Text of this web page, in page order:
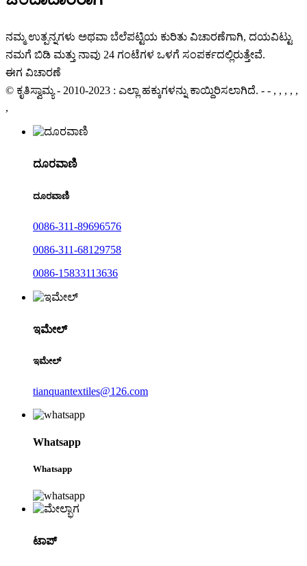
ನಮ್ಮ ಉತ್ಪನ್ನಗಳು ಅಥವಾ ಬೆಲೆಪಟ್ಟಿಯ ಕುರಿತು ವಿಚಾರಣೆಗಾಗಿ, ದಯವಿಟ್ಟು
ನಮಗೆ ಬಿಡಿ ಮತ್ತು ನಾವು 24 ಗಂಟೆಗಳ ಒಳಗೆ ಸಂಪರ್ಕದಲ್ಲಿರುತ್ತೇವೆ.
ಈಗ ವಿಚಾರಣೆ
© ಕೃತಿಸ್ವಾಮ್ಯ - 2010-2023 : ಎಲ್ಲಾ ಹಕ್ಕುಗಳನ್ನು ಕಾಯ್ದಿರಿಸಲಾಗಿದೆ. - - , , , , ,
,
ದೂರವಾಣಿ
ದೂರವಾಣಿ
0086-311-89696576
0086-311-68129758
0086-15833113636
ಇಮೇಲ್
ಇಮೇಲ್
tianquantextiles@126.com
Whatsapp
Whatsapp
ಟಾಪ್